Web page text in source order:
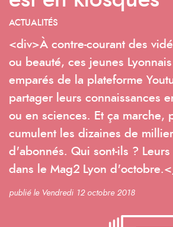
ACTUALITÉS
<div>À contre-courant des
ou beauté, ces jeunes
emparés de la plateforme
partager leurs connaissances
ou en sciences. Et ça marche,
cumulent les dizaines de
d'abonnés. Qui sont-ils ? Leurs
dans le Mag2 Lyon
publié le Vendredi 12 octobre 2018